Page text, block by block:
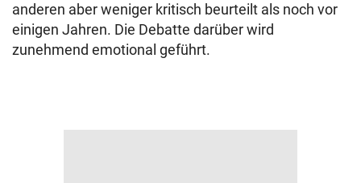
anderen aber weniger kritisch beurteilt als noch vor
einigen Jahren. Die Debatte darüber wird
zunehmend emotional geführt.